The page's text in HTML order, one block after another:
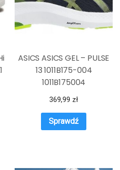
ASICS ASICS GEL – PULSE
13 1011B175-004
1011B175004
369,99 zł
Sprawdź